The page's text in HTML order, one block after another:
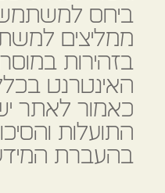
ביחס
ממליצים
בזהירות
האינטרנט
כאמור לאתר
התועלות
בהעברת